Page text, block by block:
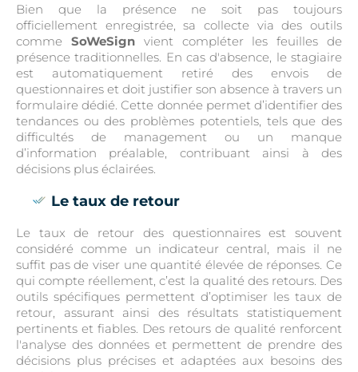
Bien que la présence ne soit pas toujours
officiellement enregistrée, sa collecte via des outils
comme SoWeSignvient compléter les feuilles de
présence traditionnelles. En cas d'absence, le stagiaire
est automatiquement retiré des envois de
questionnaires et doit justifier son absence à travers un
formulaire dédié. Cette donnée permet d’identifier des
tendances ou des problèmes potentiels, tels que des
difficultés de management ou un manque
d’information préalable, contribuant ainsi à des
décisions plus éclairées.
Le taux de retour
Le taux de retour des questionnaires est souvent
considéré comme un indicateur central, mais il ne
suffit pas de viser une quantité élevée de réponses. Ce
qui compte réellement, c’est la qualité des retours. Des
outils spécifiques permettent d’optimiser les taux de
retour, assurant ainsi des résultats statistiquement
pertinents et fiables. Des retours de qualité renforcent
l'analyse des données et permettent de prendre des
décisions plus précises et adaptées aux besoins des